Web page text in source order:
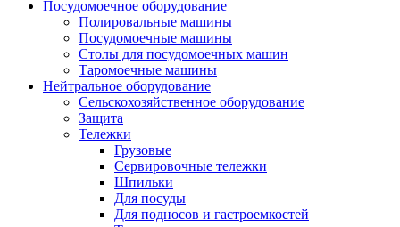
Посудомоечное оборудование
Полировальные машины
Посудомоечные машины
Столы для посудомоечных машин
Таромоечные машины
Нейтральное оборудование
Сельскохозяйственное оборудование
Защита
Тележки
Грузовые
Сервировочные тележки
Шпильки
Для посуды
Для подносов и гастроемкостей